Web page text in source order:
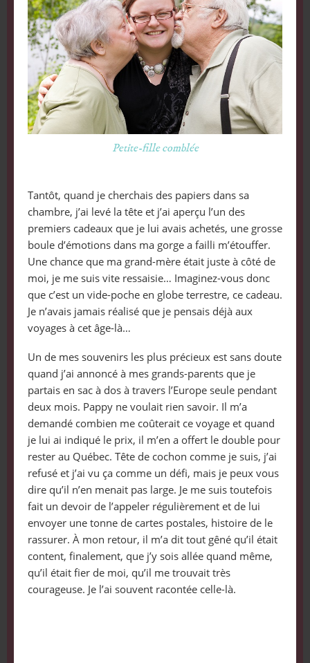
Petite-fille comblée
Tantôt, quand je cherchais des papiers dans sa
chambre, j’ai levé la tête et j’ai aperçu l’un des
premiers cadeaux que je lui avais achetés, une grosse
boule d’émotions dans ma gorge a failli m’étouffer.
Une chance que ma grand-mère était juste à côté de
moi, je me suis vite ressaisie… Imaginez-vous donc
que c’est un vide-poche en globe terrestre, ce cadeau.
Je n’avais jamais réalisé que je pensais déjà aux
voyages à cet âge-là…
Un de mes souvenirs les plus précieux est sans doute
quand j’ai annoncé à mes grands-parents que je
partais en sac à dos à travers l’Europe seule pendant
deux mois. Pappy ne voulait rien savoir. Il m’a
demandé combien me coûterait ce voyage et quand
je lui ai indiqué le prix, il m’en a offert le double pour
rester au Québec. Tête de cochon comme je suis, j’ai
refusé et j’ai vu ça comme un défi, mais je peux vous
dire qu’il n’en menait pas large. Je me suis toutefois
fait un devoir de l’appeler régulièrement et de lui
envoyer une tonne de cartes postales, histoire de le
rassurer. À mon retour, il m’a dit tout gêné qu’il était
content, finalement, que j’y sois allée quand même,
qu’il était fier de moi, qu’il me trouvait très
courageuse. Je l’ai souvent racontée celle-là.